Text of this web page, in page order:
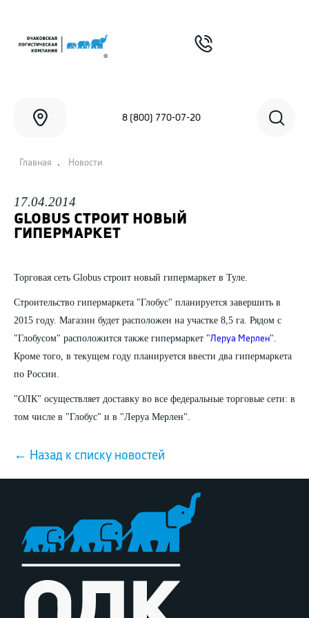
8 (800) 770-07-20
Главная . Новости
17.04.2014
GLOBUS СТРОИТ НОВЫЙ
ГИПЕРМАРКЕТ
Торговая сеть Globus строит новый гипермаркет в Туле.
Строительство гипермаркета "Глобус" планируется завершить в
2015 году. Магазин будет расположен на участке 8,5 га. Рядом с
"Глобусом" расположится также гипермаркет "Леруа Мерлен".
Кроме того, в текущем году планируется ввести два гипермаркета
по России.
"ОЛК" осуществляет доставку во все федеральные торговые сети: в
том числе в "Глобус" и в "Леруа Мерлен".
← Назад к списку новостей